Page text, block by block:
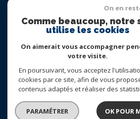
© 2026 | Tous droits réservés |
by Google |
Mentions légales
Admin
Politique RGPD
On en
Comme beaucoup, notre
utilise les cookies
On aimerait vous accompagner
votre visite.
En poursuivant, vous acceptez
cookies par ce site, afin de vous
contenus adaptés et réaliser des
PARAMÉTRER OK POUR